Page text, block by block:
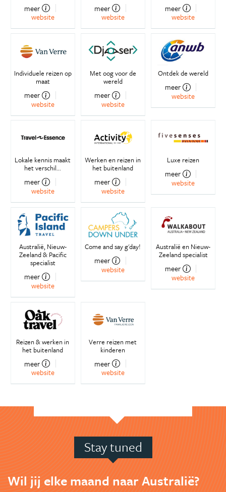
meer
website
meer
website
meer
website
Individuele reizen op
maat
meer
website
Met oog voor de
wereld
meer
website
Ontdek de wereld
meer
website
Lokale kennis maakt
het verschil...
meer
website
Werken en reizen in
het buitenland
meer
website
Luxe reizen
meer
website
Australië, Nieuw-
Zeeland & Pacific
specialist
meer
website
Come and say g'day!
meer
website
Australië en Nieuw-
Zeeland specialist
meer
website
Reizen & werken in
het buitenland
meer
website
Verre reizen met
kinderen
meer
website
Stay tuned
Wil jij elke maand naar Australië?